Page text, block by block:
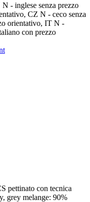
- inglese senza prezzo
CZ N - ceco senza
orientativo, IT N -
con prezzo
pettinato con tecnica
grey melange: 90%